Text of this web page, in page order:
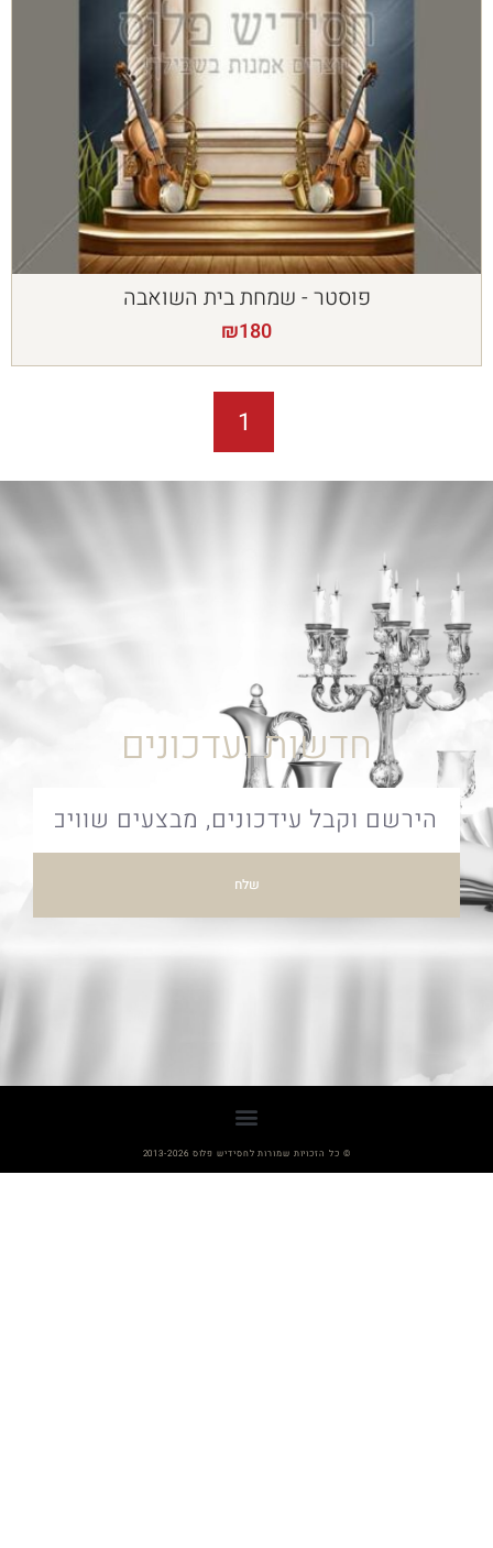
פוסטר - שמחת בית השואבה
₪180
1
חדשות ועדכונים
שלח
© כל הזכויות שמורות לחסידיש פלוס 2013-2026